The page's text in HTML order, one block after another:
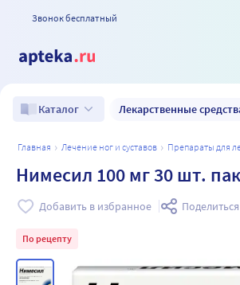
Звонок бесплатный
Каталог Лекарственные
главная лечение ног и суставов препараты для
Нимесил 100 мг 30 шт.
Добавить в избранное Поделиться
По рецепту